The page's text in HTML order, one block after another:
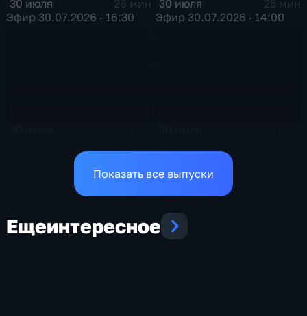
30 июля
26 мин
Эфир 30.07.2026 · 16:30
30 июля
25 мин
Эфир 30.07.2026 · 14:00
Показать все выпуски
Ещеинтересное